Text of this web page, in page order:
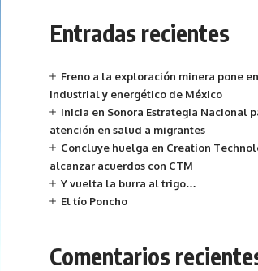
Entradas recientes
Freno a la exploración minera pone
industrial y energético de México
Inicia en Sonora Estrategia Nacional
atención en salud a migrantes
Concluye huelga en Creation
alcanzar acuerdos con CTM
Y vuelta la burra al trigo…
El tío Poncho
Comentarios